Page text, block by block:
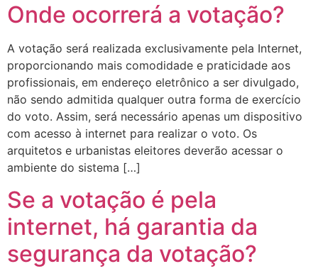
Onde ocorrerá a votação?
A votação será realizada exclusivamente pela Internet,
proporcionando mais comodidade e praticidade aos
profissionais, em endereço eletrônico a ser divulgado,
não sendo admitida qualquer outra forma de exercício
do voto. Assim, será necessário apenas um dispositivo
com acesso à internet para realizar o voto. Os
arquitetos e urbanistas eleitores deverão acessar o
ambiente do sistema […]
Se a votação é pela
internet, há garantia da
segurança da votação?